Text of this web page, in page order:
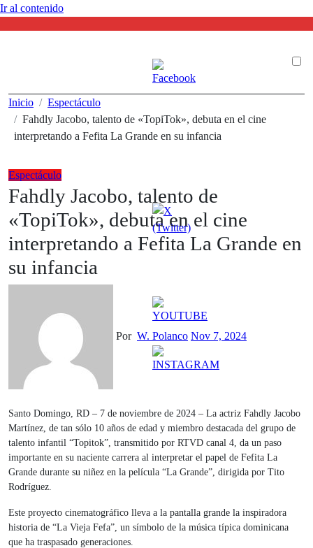
Ir al contenido
Inicio
Espectáculo
Fahdly Jacobo, talento de «TopiTok», debuta en el cine
interpretando a Fefita La Grande en su infancia
Espectáculo
Fahdly Jacobo, talento de
«TopiTok», debuta en el cine
interpretando a Fefita La Grande en
su infancia
Por W. Polanco Nov 7, 2024
Santo Domingo, RD – 7 de noviembre de 2024 – La actriz Fahdly Jacobo
Martínez, de tan sólo 10 años de edad y miembro destacada del grupo de
talento infantil “Topitok”, transmitido por RTVD canal 4, da un paso
importante en su naciente carrera al interpretar el papel de Fefita La
Grande durante su niñez en la película “La Grande”, dirigida por Tito
Rodríguez.
Este proyecto cinematográfico lleva a la pantalla grande la inspiradora
historia de “La Vieja Fefa”, un símbolo de la música típica dominicana
que ha traspasado generaciones.